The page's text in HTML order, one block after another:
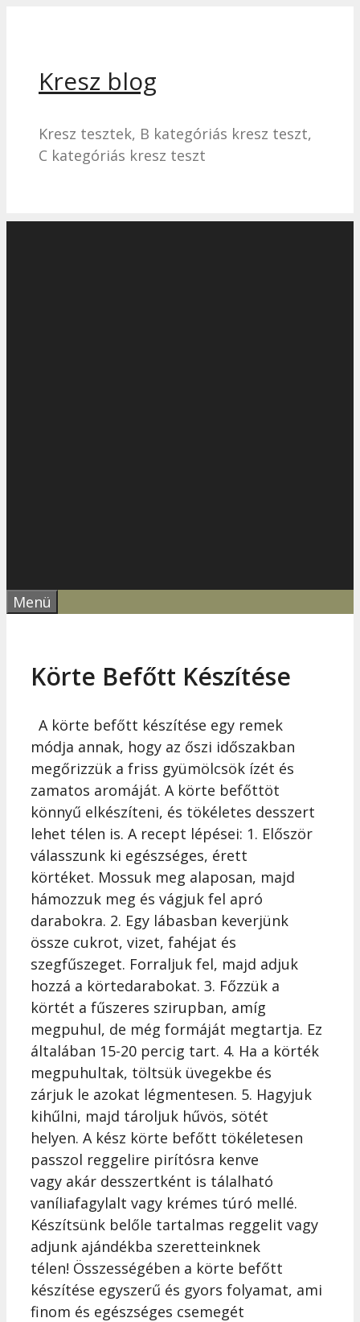
Kresz blog
Kresz tesztek, B kategóriás kresz teszt,
C kategóriás kresz teszt
Menü
Körte Befőtt Készítése
A körte befőtt készítése egy remek
módja annak, hogy az őszi időszakban
megőrizzük a friss gyümölcsök ízét és
zamatos aromáját. A körte befőttöt
könnyű elkészíteni, és tökéletes desszert
lehet télen is. A recept lépései: 1. Először
válasszunk ki egészséges, érett
körtéket. Mossuk meg alaposan, majd
hámozzuk meg és vágjuk fel apró
darabokra. 2. Egy lábasban keverjünk
össze cukrot, vizet, fahéjat és
szegfűszeget. Forraljuk fel, majd adjuk
hozzá a körtedarabokat. 3. Főzzük a
körtét a fűszeres szirupban, amíg
megpuhul, de még formáját megtartja. Ez
általában 15-20 percig tart. 4. Ha a körték
megpuhultak, töltsük üvegekbe és
zárjuk le azokat légmentesen. 5. Hagyjuk
kihűlni, majd tároljuk hűvös, sötét
helyen. A kész körte befőtt tökéletesen
passzol reggelire pirítósra kenve
vagy akár desszertként is tálalható
vaníliafagylalt vagy krémes túró mellé.
Készítsünk belőle tartalmas reggelit vagy
adjunk ajándékba szeretteinknek
télen! Összességében a körte befőtt
készítése egyszerű és gyors folyamat, ami
finom és egészséges csemegét